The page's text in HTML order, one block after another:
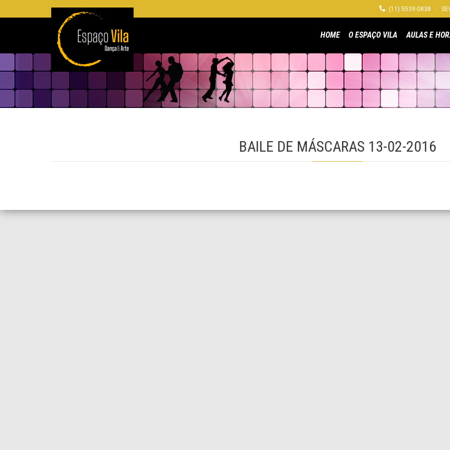
 (11) 5539-0838 ·
HOME O ESPAÇO VILA AULAS E
BAILE DE MÁSCARAS 13-02-2016